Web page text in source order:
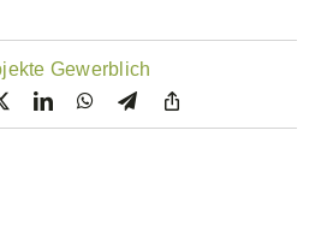
Gewerblich